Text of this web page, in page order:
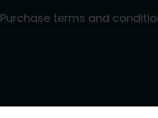
Purchase terms and